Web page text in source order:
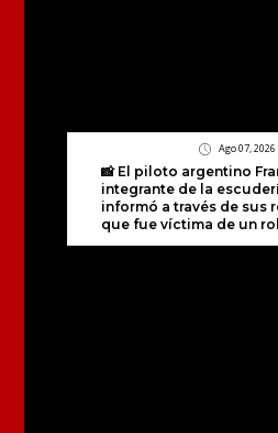
Ago 07, 2026
📸 El piloto argentino
integrante de la
informó a través de sus
que fue víctima de un